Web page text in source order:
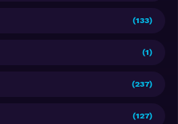
(133)
(1)
(237)
(127)